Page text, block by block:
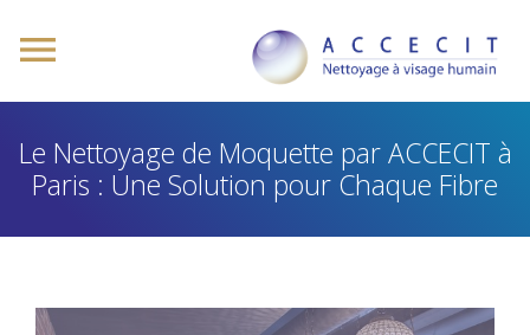
Le Nettoyage de Moquette par ACCECIT à
Paris : Une Solution pour Chaque Fibre